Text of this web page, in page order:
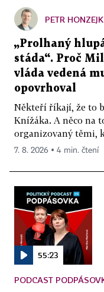
PETR HONZEJK
„Prolhaný
stáda“. Proč
vláda vedená
opovrhoval
Někteří říkají, že to
Knížáka. A něco na
organizovaný těmi,
7. 8. 2026 ▪ 4 min. čtení
55:23
PODCAST